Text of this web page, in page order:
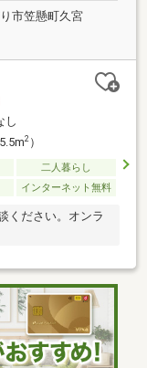
市笠懸町久宮
し
2）
二人暮らし
インターネット無料
ください。オンラ